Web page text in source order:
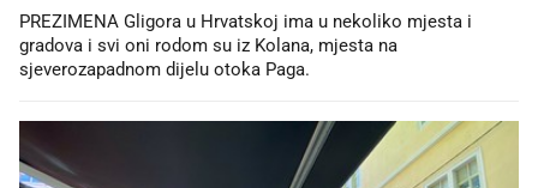
PREZIMENA Gligora u Hrvatskoj ima u nekoliko mjesta i
gradova i svi oni rodom su iz Kolana, mjesta na
sjeverozapadnom dijelu otoka Paga.